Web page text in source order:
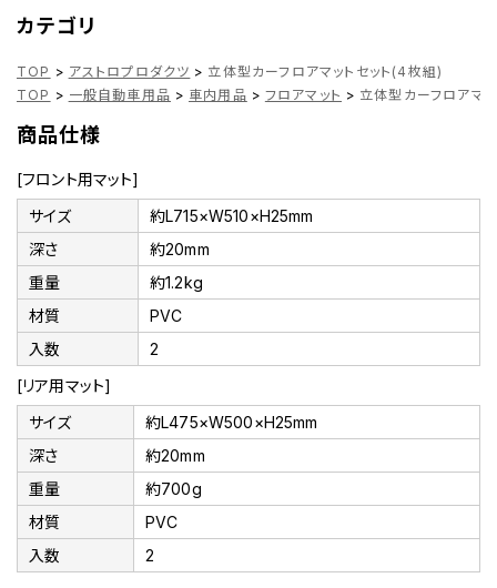
カテゴリ
TOP > アストロプロダクツ > 立体型カーフロアマットセット(4枚組)
TOP > 一般自動車用品 > 車内用品 > フロアマット > 立体型カーフロアマ
商品仕様
[フロント用マット]
サイズ
約L715×W510×H25mm
深さ
約20mm
重量
約1.2kg
材質
PVC
入数
2
[リア用マット]
サイズ
約L475×W500×H25mm
深さ
約20mm
重量
約700g
材質
PVC
入数
2